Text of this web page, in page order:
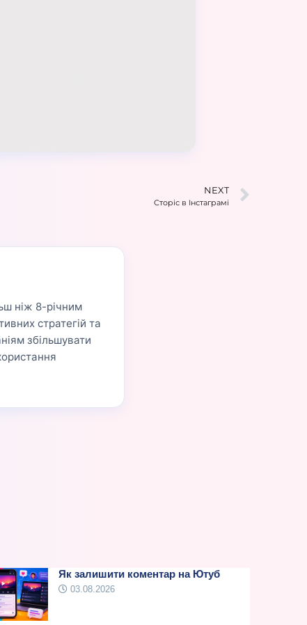
NEXT
Сторіс в Інстаграмі
ніж 8-річним
стратегій та
збільшувати
Як залишити коментар на Ютуб
03.08.2026